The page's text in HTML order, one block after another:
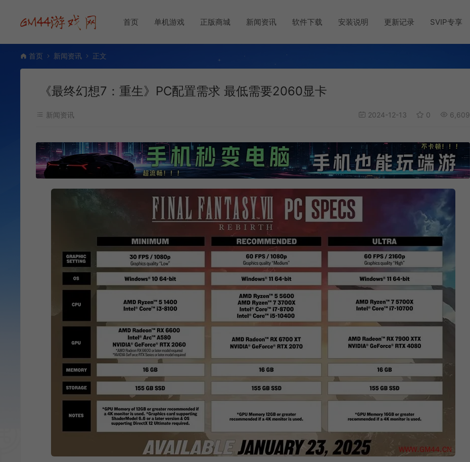
首页 单机游戏 正版商城 新闻资讯 软件下载 安装说明 更新记录 SVIP专享
首页 新闻资讯 正文
《最终幻想7：重生》PC配置需求 最低需要2060显卡
新闻资讯 2024-12-13 0 6,609